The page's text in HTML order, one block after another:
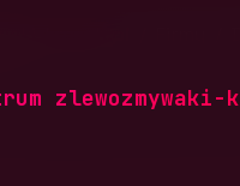
zlewozmywaki-
krosch.pl